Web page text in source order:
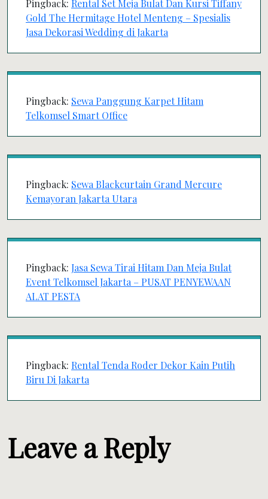
Pingback: Rental Set Meja Bulat Dan Kursi Tiffany
Gold The Hermitage Hotel Menteng – Spesialis
Jasa Dekorasi Wedding di Jakarta
Pingback: Sewa Panggung Karpet Hitam
Telkomsel Smart Office
Pingback: Sewa Blackcurtain Grand Mercure
Kemayoran Jakarta Utara
Pingback: Jasa Sewa Tirai Hitam Dan Meja Bulat
Event Telkomsel Jakarta – PUSAT PENYEWAAN
ALAT PESTA
Pingback: Rental Tenda Roder Dekor Kain Putih
Biru Di Jakarta
Leave a Reply